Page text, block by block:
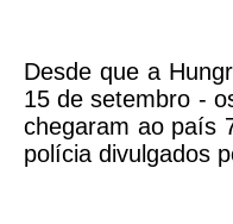
Desde que a
15 de setembro -
chegaram ao país
polícia divulgados